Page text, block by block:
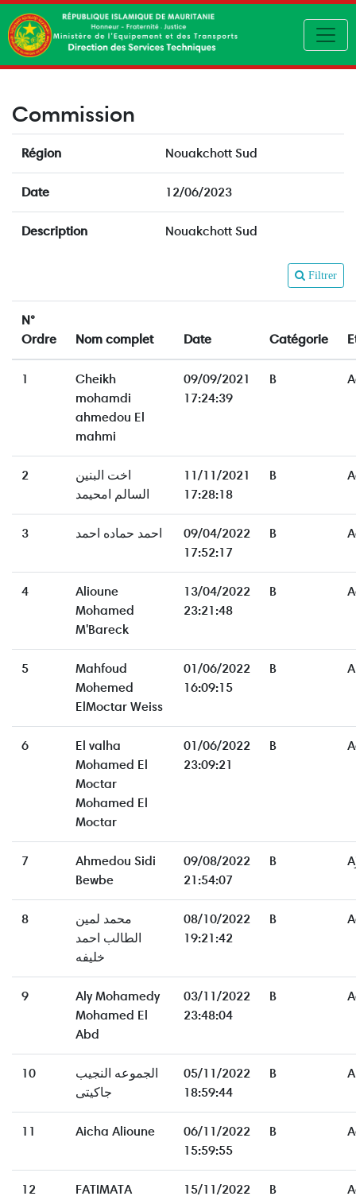
Commission
Région Nouakchott Sud
Date 12/06/2023
Description Nouakchott Sud
Filtrer
N°
Ordre
Nom complet Date Catégorie
1
Cheikh
mohamdi
ahmedou El
mahmi
09/09/2021
17:24:39
B
2
اخت البنين
السالم امحيمد
11/11/2021
17:28:18
B
3 احمد حماده احمد
09/04/2022
17:52:17
B
4
Alioune
Mohamed
M'Bareck
13/04/2022
23:21:48
B
5
Mahfoud
Mohemed
ElMoctar Weiss
01/06/2022
16:09:15
B
6
El valha
Mohamed El
Moctar
Mohamed El
Moctar
01/06/2022
23:09:21
B
7
Ahmedou Sidi
Bewbe
09/08/2022
21:54:07
B
8
محمد لمين
الطالب احمد
خليفه
08/10/2022
19:21:42
B
9
Aly Mohamedy
Mohamed El
Abd
03/11/2022
23:48:04
B
10
الجموعه النجيب
جاكيتى
05/11/2022
18:59:44
B
11 Aicha Alioune
06/11/2022
15:59:55
B
12
FATIMATA
15/11/2022
B